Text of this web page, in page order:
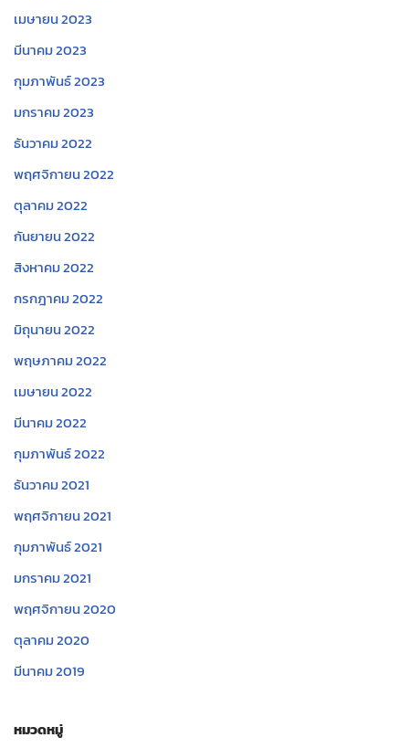
เมษายน 2023
มีนาคม 2023
กุมภาพันธ์ 2023
มกราคม 2023
ธันวาคม 2022
พฤศจิกายน 2022
ตุลาคม 2022
กันยายน 2022
สิงหาคม 2022
กรกฎาคม 2022
มิถุนายน 2022
พฤษภาคม 2022
เมษายน 2022
มีนาคม 2022
กุมภาพันธ์ 2022
ธันวาคม 2021
พฤศจิกายน 2021
กุมภาพันธ์ 2021
มกราคม 2021
พฤศจิกายน 2020
ตุลาคม 2020
มีนาคม 2019
หมวดหมู่